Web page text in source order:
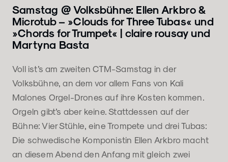
Samstag @ Volksbühne: Ellen Arkbro &
Microtub – »Clouds for Three Tubas« und
»Chords for Trumpet« | claire rousay und
Martyna Basta
Voll ist’s am zweiten CTM-Samstag in der
Volksbühne, an dem vor allem Fans von Kali
Malones Orgel-Drones auf ihre Kosten kommen.
Orgeln gibt’s aber keine. Stattdessen auf der
Bühne: Vier Stühle, eine Trompete und drei Tubas:
Die schwedische Komponistin Ellen Arkbro macht
an diesem Abend den Anfang mit gleich zwei